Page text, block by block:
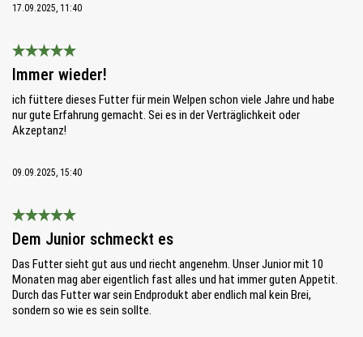
17.09.2025, 11:40
Bewertung mit 5 von 5 Sternen
Immer wieder!
ich füttere dieses Futter für mein Welpen schon viele Jahre und habe
nur gute Erfahrung gemacht. Sei es in der Verträglichkeit oder
Akzeptanz!
09.09.2025, 15:40
Bewertung mit 5 von 5 Sternen
Dem Junior schmeckt es
Das Futter sieht gut aus und riecht angenehm. Unser Junior mit 10
Monaten mag aber eigentlich fast alles und hat immer guten Appetit.
Durch das Futter war sein Endprodukt aber endlich mal kein Brei,
sondern so wie es sein sollte.